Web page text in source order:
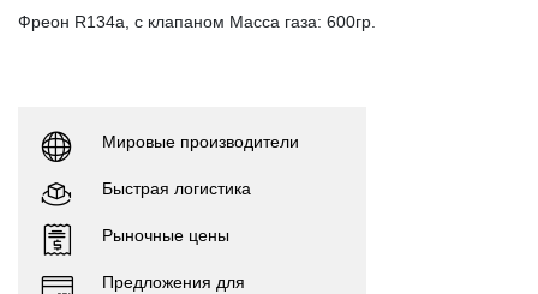
Фреон R134a, с клапаном Масса газа: 600гр.
Мировые производители
Быстрая логистика
Рыночные цены
Предложения для